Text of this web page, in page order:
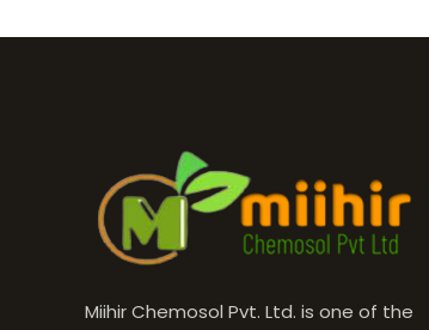
Miihir Chemosol Pvt. Ltd. is one of the